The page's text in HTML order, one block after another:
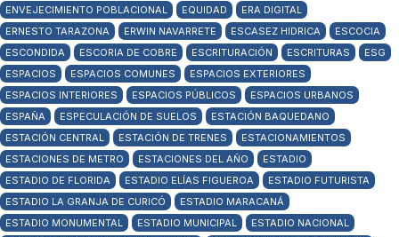
ENVEJECIMIENTO POBLACIONAL
EQUIDAD
ERA DIGITAL
ERNESTO TARAZONA
ERWIN NAVARRETE ESCASEZ HIDRICA
ESCOCIA
ESCONDIDA
ESCORIA DE COBRE ESCRITURACIÓN ESCRITURAS
ESG
ESPACIOS
ESPACIOS COMUNES
ESPACIOS EXTERIORES
ESPACIOS INTERIORES
ESPACIOS PÚBLICOS
ESPACIOS URBANOS
ESPAÑA
ESPECULACIÓN DE SUELOS
ESTACIÓN BAQUEDANO
ESTACIÓN CENTRAL
ESTACIÓN DE TRENES
ESTACIONAMIENTOS
ESTACIONES DE METRO
ESTACIONES DEL AÑO
ESTADIO
ESTADIO DE FLORIDA
ESTADIO ELÍAS FIGUEROA
ESTADIO FUTURISTA
ESTADIO LA GRANJA DE CURICÓ
ESTADIO MARACANÁ
ESTADIO MONUMENTAL
ESTADIO MUNICIPAL
ESTADIO NACIONAL